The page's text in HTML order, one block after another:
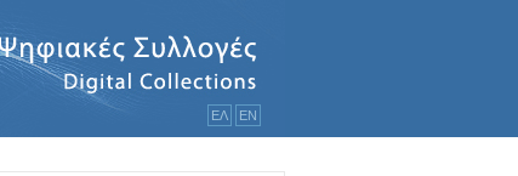
ΕΛ ΕΝ